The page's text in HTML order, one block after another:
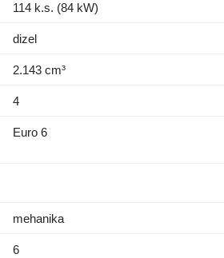
114 k.s. (84 kW)
dizel
2.143 cm³
4
Euro 6
mehanika
6